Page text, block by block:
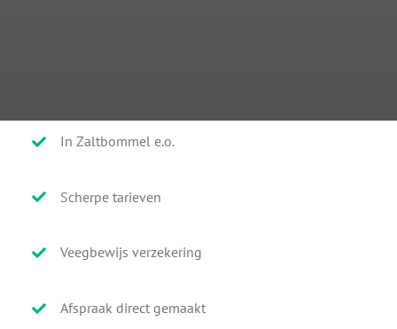
In Zaltbommel e.o.
Scherpe tarieven
Veegbewijs verzekering
Afspraak direct gemaakt